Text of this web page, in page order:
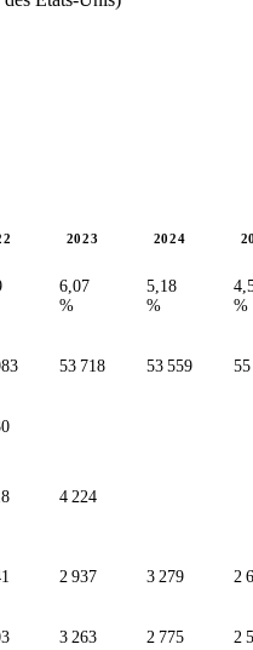
2023 2024
6,07
%
5,18
%
%
53 718 53 559
4 224
2 937 3 279 2
3 263 2 775 2